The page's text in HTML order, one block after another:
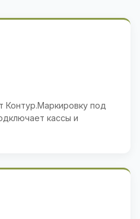
Контур.Маркировку под
кассы и